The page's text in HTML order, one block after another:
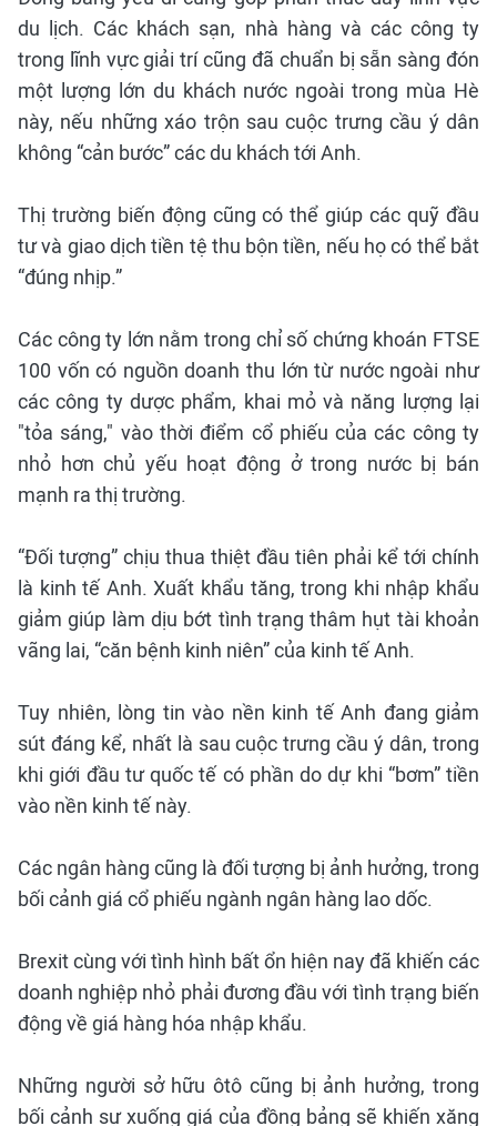
du lịch. Các khách sạn, nhà hàng và các công ty
trong lĩnh vực giải trí cũng đã chuẩn bị sẵn sàng đón
một lượng lớn du khách nước ngoài trong mùa Hè
này, nếu những xáo trộn sau cuộc trưng cầu ý dân
không “cản bước” các du khách tới Anh.
Thị trường biến động cũng có thể giúp các quỹ đầu
tư và giao dịch tiền tệ thu bộn tiền, nếu họ có thể bắt
“đúng nhịp.”
Các công ty lớn nằm trong chỉ số chứng khoán FTSE
100 vốn có nguồn doanh thu lớn từ nước ngoài như
các công ty dược phẩm, khai mỏ và năng lượng lại
"tỏa sáng," vào thời điểm cổ phiếu của các công ty
nhỏ hơn chủ yếu hoạt động ở trong nước bị bán
mạnh ra thị trường.
“Đối tượng” chịu thua thiệt đầu tiên phải kể tới chính
là kinh tế Anh. Xuất khẩu tăng, trong khi nhập khẩu
giảm giúp làm dịu bớt tình trạng thâm hụt tài khoản
vãng lai, “căn bệnh kinh niên” của kinh tế Anh.
Tuy nhiên, lòng tin vào nền kinh tế Anh đang giảm
sút đáng kể, nhất là sau cuộc trưng cầu ý dân, trong
khi giới đầu tư quốc tế có phần do dự khi “bơm” tiền
vào nền kinh tế này.
Các ngân hàng cũng là đối tượng bị ảnh hưởng, trong
bối cảnh giá cổ phiếu ngành ngân hàng lao dốc.
Brexit cùng với tình hình bất ổn hiện nay đã khiến các
doanh nghiệp nhỏ phải đương đầu với tình trạng biến
động về giá hàng hóa nhập khẩu.
Những người sở hữu ôtô cũng bị ảnh hưởng, trong
bối cảnh sự xuống giá của đồng bảng sẽ khiến xăng